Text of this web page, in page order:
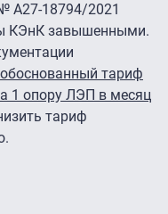
А27-18794/2021
КЭнК завышенными.
тариф
1 опору ЛЭП в месяц
тариф